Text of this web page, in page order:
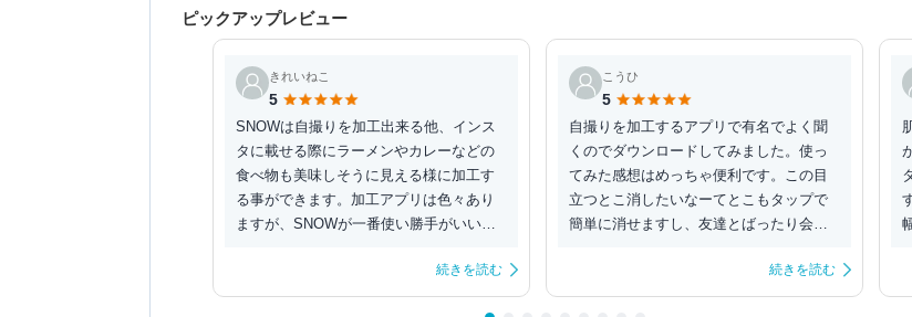
ピックアップレビュー
きれいねこ
5
SNOWは自撮りを加工出来る他、インス
タに載せる際にラーメンやカレーなどの
食べ物も美味しそうに見える様に加工す
る事ができます。加工アプリは色々あり
ますが、SNOWが一番使い勝手がいいの
続きを読む
こうひ
5
自撮りを加工するアプリで有名でよく聞
くのでダウンロードしてみました。使っ
てみた感想はめっちゃ便利です。この目
立つとこ消したいなーてとこもタップで
簡単に消せますし、友達とばったり会っ
続きを読む